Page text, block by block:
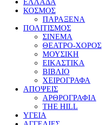
ΕΛΛΑΔΑ
ΚΟΣΜΟΣ
ΠΑΡΑΞΕΝΑ
ΠΟΛΙΤΙΣΜΟΣ
ΣΙΝΕΜΑ
ΘΕΑΤΡΟ-ΧΟΡΟΣ
ΜΟΥΣΙΚΗ
ΕΙΚΑΣΤΙΚΑ
ΒΙΒΛΙΟ
ΧΕΙΡΟΓΡΑΦΑ
ΑΠΟΨΕΙΣ
ΑΡΘΡΟΓΡΑΦΙΑ
THE HILL
ΥΓΕΙΑ